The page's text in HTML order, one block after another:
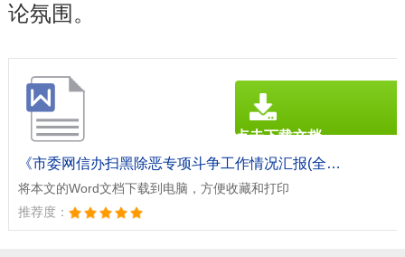
论氛围。
《市委网信办扫黑除恶专项斗争工作情况汇报(全文共1686字).doc》
将本文的Word文档下载到电脑，方便收藏和打印
推荐度：
点击下载文档
文档为doc格式